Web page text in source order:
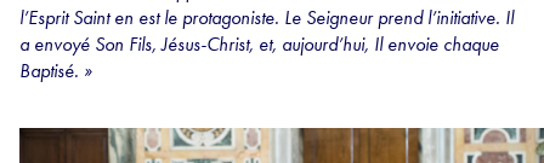
l’Esprit Saint en est le protagoniste. Le Seigneur prend l’initiative. Il
a envoyé Son Fils, Jésus-Christ, et, aujourd’hui, Il envoie chaque
Baptisé. »